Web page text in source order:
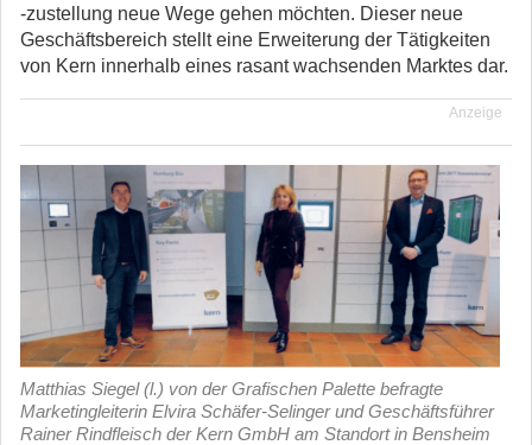
-zustellung neue Wege gehen möchten. Dieser neue
Geschäftsbereich stellt eine Erweiterung der Tätigkeiten
von Kern innerhalb eines rasant wachsenden Marktes dar.
Anzeige
Matthias Siegel (l.) von der Grafischen Palette befragte
Marketingleiterin Elvira Schäfer-Selinger und Geschäftsführer
Rainer Rindfleisch der Kern GmbH am Standort in Bensheim